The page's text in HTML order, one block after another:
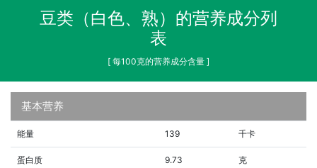
豆类（白色、熟）的营养成分列
表
[ 每100克的营养成分含量 ]
基本营养
能量 139 千卡
蛋白质 9.73 克